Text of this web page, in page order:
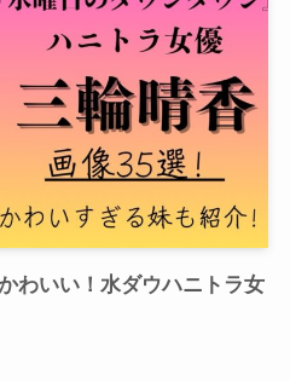
わいい！水ダウハニトラ女